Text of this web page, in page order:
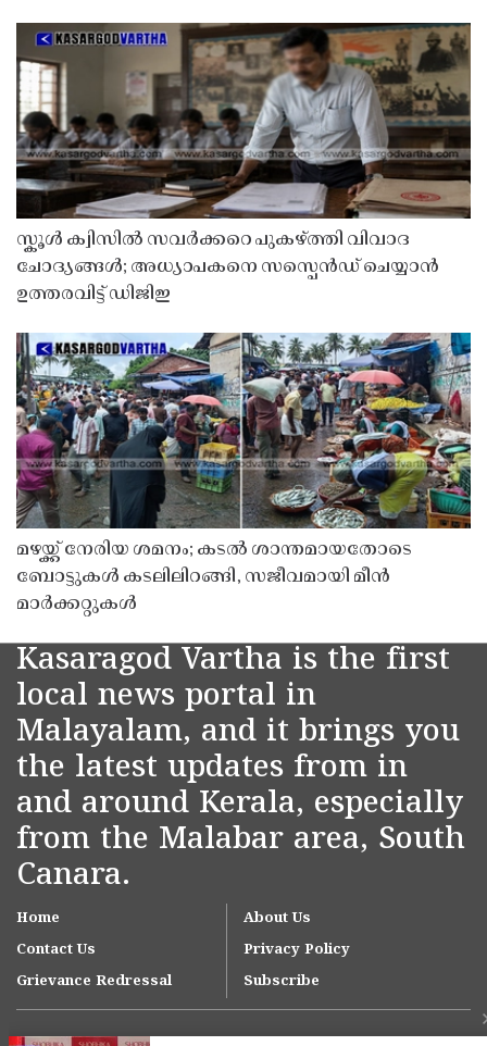
സ്കൂൾ ക്വിസിൽ സവർക്കറെ പുകഴ്ത്തി വിവാദ
ചോദ്യങ്ങൾ; അധ്യാപകനെ സസ്പെൻഡ് ചെയ്യാൻ
ഉത്തരവിട്ട് ഡിജിഇ
മഴയ്ക്ക് നേരിയ ശമനം; കടൽ ശാന്തമായതോടെ
ബോട്ടുകൾ കടലിലിറങ്ങി, സജീവമായി മീൻ
മാർക്കറ്റുകൾ
Kasaragod Vartha is the first
local news portal in
Malayalam, and it brings you
the latest updates from in
and around Kerala, especially
from the Malabar area, South
Canara.
Home
About Us
Contact Us
Privacy Policy
Grievance Redressal
Subscribe